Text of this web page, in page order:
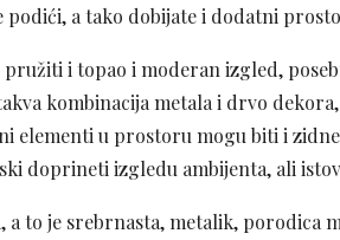
podići, a tako dobijate i dodatni
i topao i moderan izgled,
kombinacija metala i drvo
elementi u prostoru mogu biti i
doprineti izgledu ambijenta, ali
a to je srebrnasta, metalik, porodica